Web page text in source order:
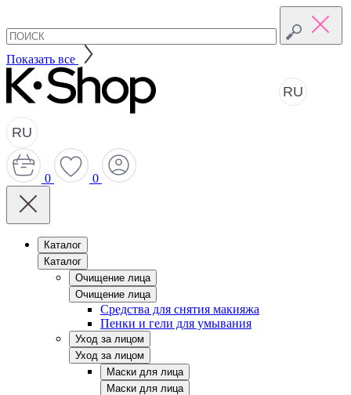
Показать все
RU
RU
0 0
Каталог
Каталог
Очищение лица
Очищение лица
Средства для снятия макияжа
Пенки и гели для умывания
Уход за лицом
Уход за лицом
Маски для лица
Маски для лица